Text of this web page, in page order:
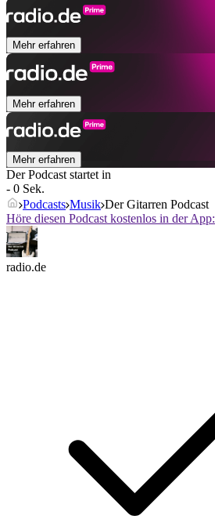
Mehr erfahren
Mehr erfahren
Mehr erfahren
Der Podcast startet in
- 0 Sek.
Podcasts Musik Der Gitarren Podcast
Höre diesen Podcast kostenlos in der App:
radio.de